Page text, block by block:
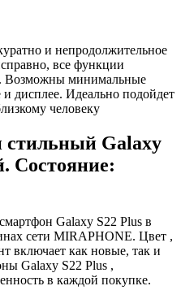
и непродолжительное
все функции
Возможны минимальные
дисплее. Идеально подойдет
человеку
Galaxy
Состояние:
Galaxy S22 Plus в
сети MIRAPHONE. Цвет ,
включает как новые, так и
Galaxy S22 Plus ,
в каждой покупке.